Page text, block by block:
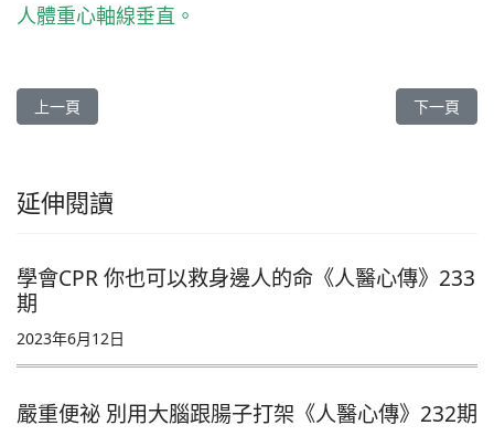
人體重心軸線垂直。
上一篇文章: 無痛性血尿 手術根除泌尿上皮癌《人醫心傳》265期
上一頁 下一篇文
下一頁
延伸閱讀
學會CPR 你也可以救身邊人的命《人醫心傳》233
期
2023年6月12日
嚴重便祕 別用大腦跟腸子打架《人醫心傳》232期